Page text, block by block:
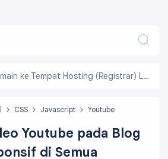
Cara Transfer Domain ke Tempat Hosting (Registrar) Lain
CSS Javascript Youtube
Youtube pada Blog
di Semua